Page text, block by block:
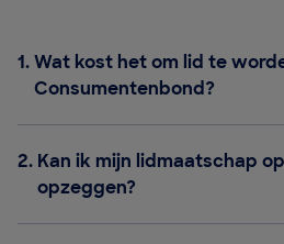
1.Wat kost het om lid te
Consumentenbond?
2. Kan ik mijn lidmaatschap
opzeggen?